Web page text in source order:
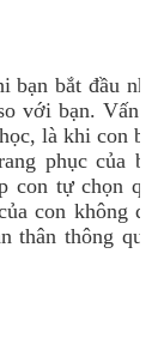
bạn bắt đầu
với bạn. Vấn
là khi con
phục của
con tự chọn
con không
thân thông qua